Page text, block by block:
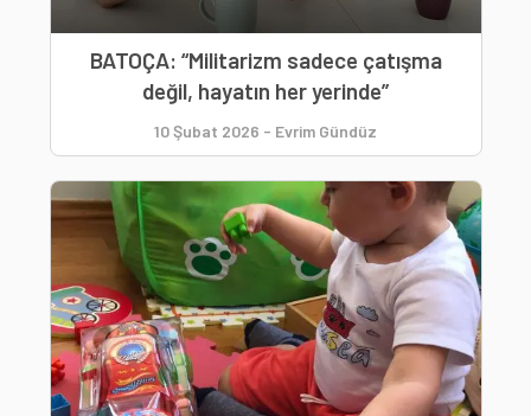
BATOÇA: “Militarizm sadece çatışma
değil, hayatın her yerinde”
10 Şubat 2026 - Evrim Gündüz